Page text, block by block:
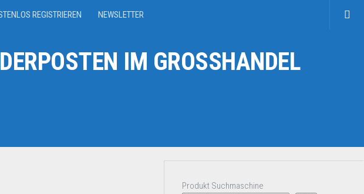
REGISTRIEREN NEWSLETTER
IM GROSSHANDEL
Produkt Suchmaschine